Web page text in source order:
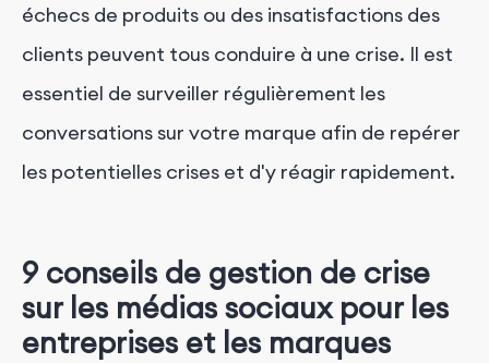
échecs de produits ou des insatisfactions des
clients peuvent tous conduire à une crise. Il est
essentiel de surveiller régulièrement les
conversations sur votre marque afin de repérer
les potentielles crises et d'y réagir rapidement.
9 conseils de gestion de crise
sur les médias sociaux pour les
entreprises et les marques